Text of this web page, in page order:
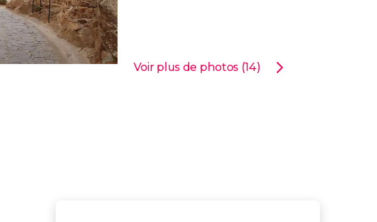
Voir plus de photos (14)